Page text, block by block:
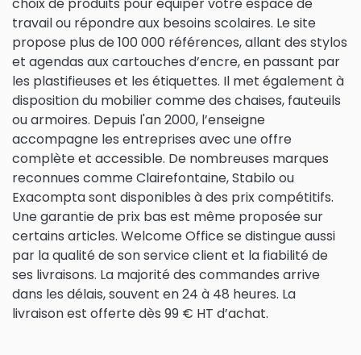
travail ou répondre aux besoins scolaires. Le site
propose plus de 100 000 références, allant des stylos
et agendas aux cartouches d’encre, en passant par
les plastifieuses et les étiquettes. Il met également à
disposition du mobilier comme des chaises, fauteuils
ou armoires. Depuis l'an 2000, l’enseigne
accompagne les entreprises avec une offre
complète et accessible. De nombreuses marques
reconnues comme Clairefontaine, Stabilo ou
Exacompta sont disponibles à des prix compétitifs.
Une garantie de prix bas est même proposée sur
certains articles. Welcome Office se distingue aussi
par la qualité de son service client et la fiabilité de
ses livraisons. La majorité des commandes arrive
dans les délais, souvent en 24 à 48 heures. La
livraison est offerte dès 99 € HT d’achat.